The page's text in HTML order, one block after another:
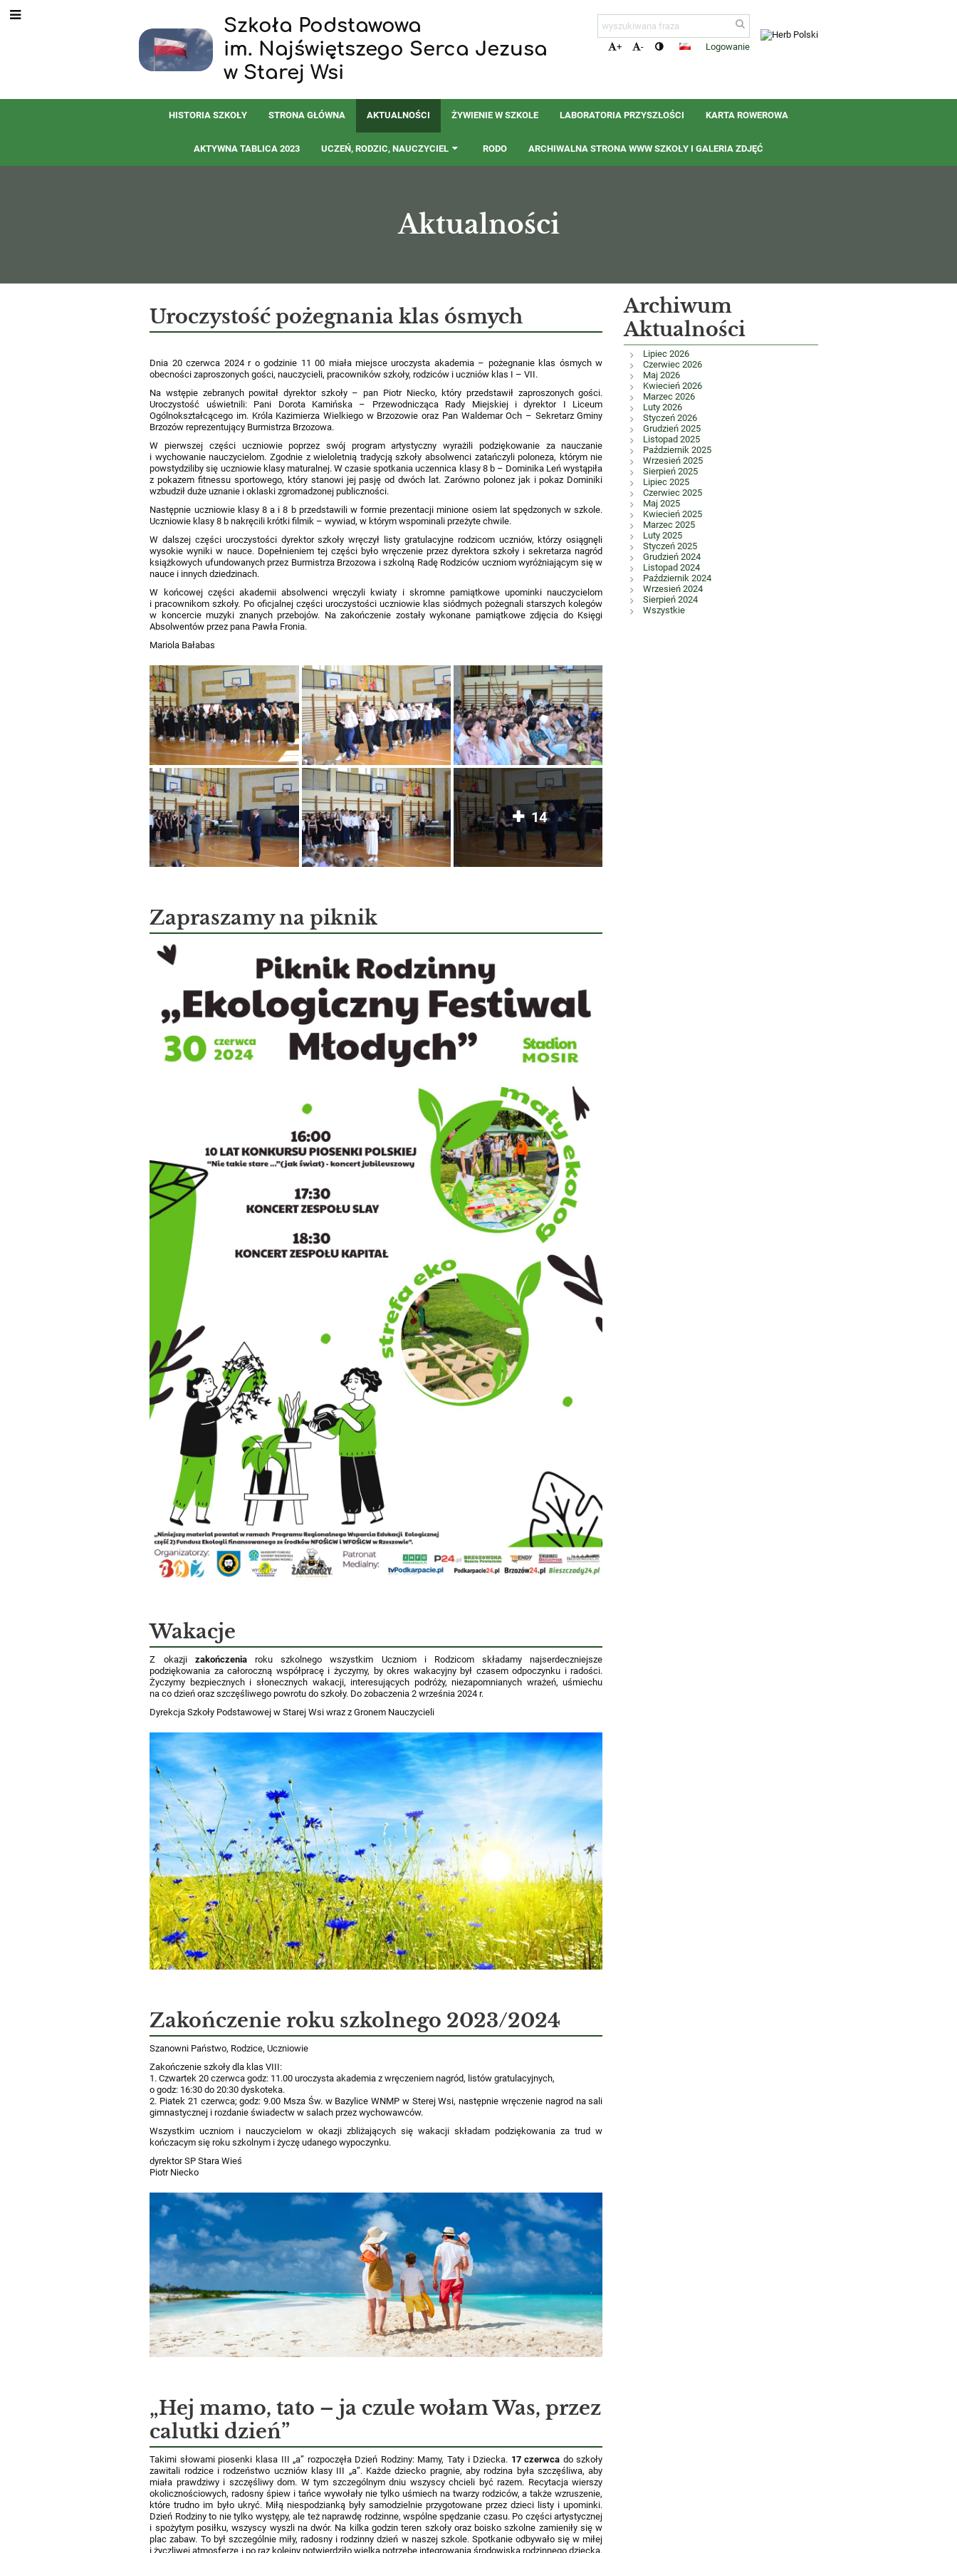
Szkoła Podstawowa
im. Najświętszego Serca Jezusa
w Starej Wsi
+ - Logowanie
HISTORIA SZKOŁY STRONA GŁÓWNA AKTUALNOŚCI ŻYWIENIE W SZKOLE LABORATORIA PRZYSZŁOŚCI KARTA ROWEROWA
AKTYWNA TABLICA 2023 UCZEŃ, RODZIC, NAUCZYCIEL RODO ARCHIWALNA STRONA WWW SZKOŁY I GALERIA ZDJĘĆ
Aktualności
Aktualności
Uroczystość pożegnania klas ósmych
Dnia 20 czerwca 2024 r o godzinie 11 00 miała miejsce uroczysta akademia – pożegnanie klas ósmych w
obecności zaproszonych gości, nauczycieli, pracowników szkoły, rodziców i uczniów klas I – VII.
Na wstępie zebranych powitał dyrektor szkoły – pan Piotr Niecko, który przedstawił zaproszonych gości.
Uroczystość uświetnili: Pani Dorota Kamińska – Przewodnicząca Rady Miejskiej i dyrektor I Liceum
Ogólnokształcącego im. Króla Kazimierza Wielkiego w Brzozowie oraz Pan Waldemar Och – Sekretarz Gminy
Brzozów reprezentujący Burmistrza Brzozowa.
W pierwszej części uczniowie poprzez swój program artystyczny wyrażili podziękowanie za nauczanie
i wychowanie nauczycielom. Zgodnie z wieloletnią tradycją szkoły absolwenci zatańczyli poloneza, którym nie
powstydziliby się uczniowie klasy maturalnej. W czasie spotkania uczennica klasy 8 b – Dominika Leń wystąpiła
z pokazem fitnessu sportowego, który stanowi jej pasję od dwóch lat. Zarówno polonez jak i pokaz Dominiki
wzbudził duże uznanie i oklaski zgromadzonej publiczności.
Następnie uczniowie klasy 8 a i 8 b przedstawili w formie prezentacji minione osiem lat spędzonych w szkole.
Uczniowie klasy 8 b nakręcili krótki filmik – wywiad, w którym wspominali przeżyte chwile.
W dalszej części uroczystości dyrektor szkoły wręczył listy gratulacyjne rodzicom uczniów, którzy osiągnęli
wysokie wyniki w nauce. Dopełnieniem tej części było wręczenie przez dyrektora szkoły i sekretarza nagród
książkowych ufundowanych przez Burmistrza Brzozowa i szkolną Radę Rodziców uczniom wyróżniającym się w
nauce i innych dziedzinach.
W końcowej części akademii absolwenci wręczyli kwiaty i skromne pamiątkowe upominki nauczycielom
i pracownikom szkoły. Po oficjalnej części uroczystości uczniowie klas siódmych pożegnali starszych kolegów
w koncercie muzyki znanych przebojów. Na zakończenie zostały wykonane pamiątkowe zdjęcia do Księgi
Absolwentów przez pana Pawła Fronia.
Mariola Bałabas
14
Zapraszamy na piknik
Wakacje
Z okazji zakończenia
roku szkolnego wszystkim Uczniom i Rodzicom składamy najserdeczniejsze
podziękowania za całoroczną współpracę i życzymy, by okres wakacyjny był czasem odpoczynku i radości.
Życzymy bezpiecznych i słonecznych wakacji, interesujących podróży, niezapomnianych wrażeń, uśmiechu
na co dzień oraz szczęśliwego powrotu do szkoły. Do zobaczenia 2 września 2024 r.
Dyrekcja Szkoły Podstawowej w Starej Wsi wraz z Gronem Nauczycieli
Zakończenie roku szkolnego 2023/2024
Szanowni Państwo, Rodzice, Uczniowie
Zakończenie szkoły dla klas VIII:
1. Czwartek 20 czerwca godz: 11.00 uroczysta akademia z wręczeniem nagród, listów gratulacyjnych,
o godz: 16:30 do 20:30 dyskoteka.
2. Piatek 21 czerwca; godz: 9.00 Msza Św. w Bazylice WNMP w Sterej Wsi, następnie wręczenie nagrod na sali
gimnastycznej i rozdanie świadectw w salach przez wychowawców.
Wszystkim uczniom i nauczycielom w okazji zbliżających się wakacji składam podziękowania za trud w
kończacym się roku szkolnym i życzę udanego wypoczynku.
dyrektor SP Stara Wieś
Piotr Niecko
„Hej mamo, tato – ja czule wołam Was, przez
calutki dzień”
Takimi słowami piosenki klasa III „a” rozpoczęła Dzień Rodziny: Mamy, Taty i Dziecka. 17 czerwca do szkoły
zawitali rodzice i rodzeństwo uczniów klasy III „a”. Każde dziecko pragnie, aby rodzina była szczęśliwa, aby
miała prawdziwy i szczęśliwy dom. W tym szczególnym dniu wszyscy chcieli być razem. Recytacja wierszy
okolicznościowych, radosny śpiew i tańce wywołały nie tylko uśmiech na twarzy rodziców, a także wzruszenie,
które trudno im było ukryć. Miłą niespodzianką były samodzielnie przygotowane przez dzieci listy i upominki.
Dzień Rodziny to nie tylko występy, ale też naprawdę rodzinne, wspólne spędzanie czasu. Po części artystycznej
i spożytym posiłku, wszyscy wyszli na dwór. Na kilka godzin teren szkoły oraz boisko szkolne zamieniły się w
plac zabaw. To był szczególnie miły, radosny i rodzinny dzień w naszej szkole. Spotkanie odbywało się w miłej
i życzliwej atmosferze i po raz kolejny potwierdziło wielką potrzebę integrowania środowiska rodzinnego dziecka.
Archiwum
Aktualności
Lipiec 2026
Czerwiec 2026
Maj 2026
Kwiecień 2026
Marzec 2026
Luty 2026
Styczeń 2026
Grudzień 2025
Listopad 2025
Październik 2025
Wrzesień 2025
Sierpień 2025
Lipiec 2025
Czerwiec 2025
Maj 2025
Kwiecień 2025
Marzec 2025
Luty 2025
Styczeń 2025
Grudzień 2024
Listopad 2024
Październik 2024
Wrzesień 2024
Sierpień 2024
Wszystkie